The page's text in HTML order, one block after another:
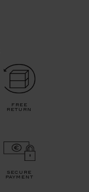
free
return
secure
payment